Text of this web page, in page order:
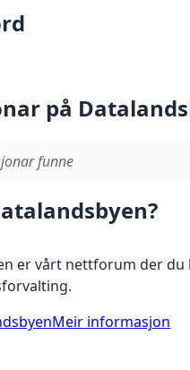
på
funne
er vårt nettforum der
Meir informasjon